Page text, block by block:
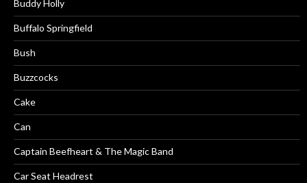
Buddy Holly
Buffalo Springfield
Bush
Buzzcocks
Cake
Can
Captain Beefheart & The Magic Band
Car Seat Headrest